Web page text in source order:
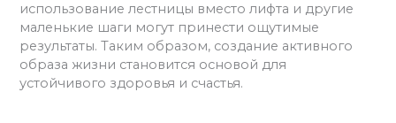
использование лестницы вместо лифта и другие
маленькие шаги могут принести ощутимые
результаты. Таким образом, создание активного
образа жизни становится основой для
устойчивого здоровья и счастья.